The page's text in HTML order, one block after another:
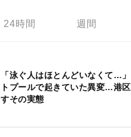
24時間 週間
「泳ぐ人はほとんどいなくて…
トプールで起きていた異変…港
すその実態